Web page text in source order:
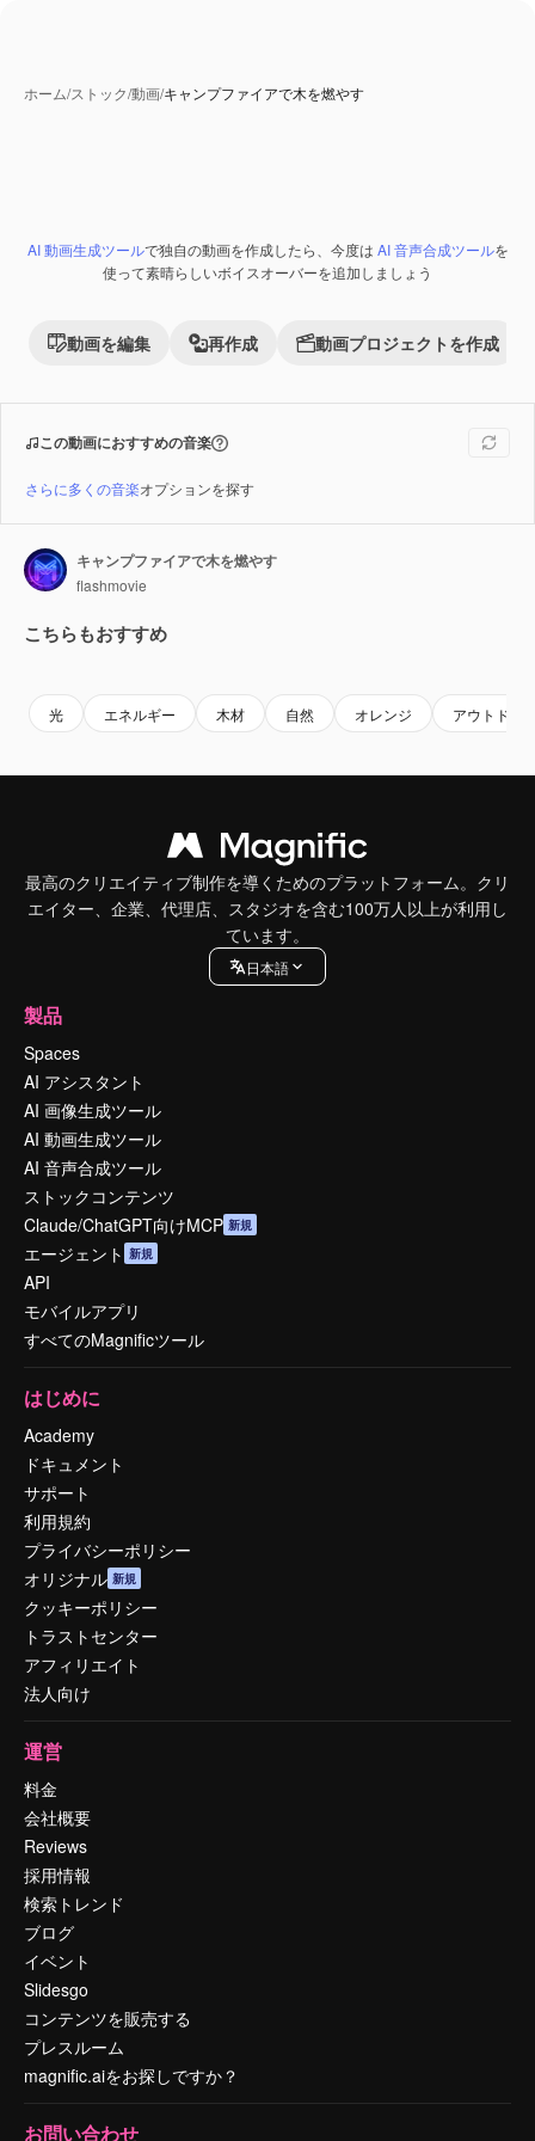
ホーム/ストック/動画/キャンプファイアで木を燃やす
Premium
AI 動画生成ツールで独自の動画を作成したら、今度は AI 音声合成ツールを
使って素晴らしいボイスオーバーを追加しましょう
動画を編集 再作成 動画プロジェクトを作成
この動画におすすめの音楽
さらに多くの音楽オプションを探す
キャンプファイアで木を燃やす
flashmovie
こちらもおすすめ
光 エネルギー 木材 自然 オレンジ アウトドア
最高のクリエイティブ制作を導くためのプラットフォーム。クリ
エイター、企業、代理店、スタジオを含む100万人以上が利用し
ています。
日本語
製品
Spaces
AI アシスタント
AI 画像生成ツール
AI 動画生成ツール
AI 音声合成ツール
ストックコンテンツ
Claude/ChatGPT向けMCP 新規
エージェント 新規
API
モバイルアプリ
すべてのMagnificツール
はじめに
Academy
ドキュメント
サポート
利用規約
プライバシーポリシー
オリジナル 新規
クッキーポリシー
トラストセンター
アフィリエイト
法人向け
運営
料金
会社概要
Reviews
採用情報
検索トレンド
ブログ
イベント
Slidesgo
コンテンツを販売する
プレスルーム
magnific.aiをお探しですか？
お問い合わせ